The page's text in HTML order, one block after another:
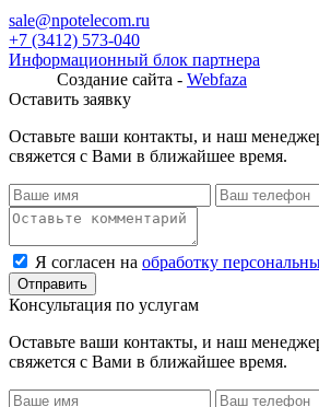
sale@npotelecom.ru
+7 (3412) 573-040
Информационный блок партнера
Создание сайта - Webfaza
Оставить заявку
Оставьте ваши контакты, и наш
свяжется с Вами в ближайшее время.
Я согласен на обработку
Консультация по услугам
Оставьте ваши контакты, и наш
свяжется с Вами в ближайшее время.